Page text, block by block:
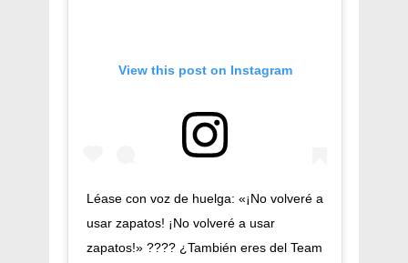
View this post on Instagram
Léase con voz de huelga: «¡No volveré a
usar zapatos! ¡No volveré a usar
zapatos!» ???? ¿También eres del Team